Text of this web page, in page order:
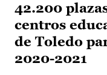
42.200
centros
de Toledo
2020-2021